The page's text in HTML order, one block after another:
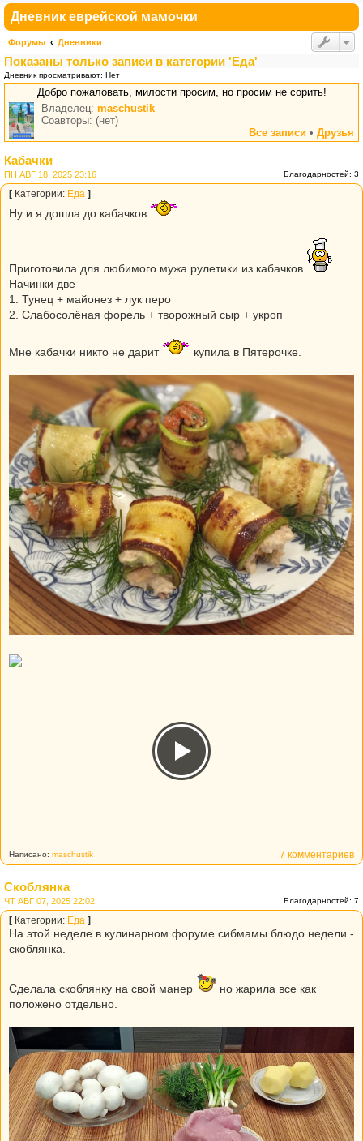
Дневник еврейской мамочки
Форумы Дневники
Показаны только записи в категории 'Еда'
Дневник просматривают: Нет
Добро пожаловать, милости просим, но просим не сорить!
Владелец: maschustik
Соавторы: (нет)
Все записи • Друзья
Кабачки
Благодарностей: 3
ПН АВГ 18, 2025 23:16
[ Категории: Еда ]
Ну и я дошла до кабачков
Приготовила для любимого мужа рулетики из кабачков
Начинки две
1. Тунец + майонез + лук перо
2. Слабосолёная форель + творожный сыр + укроп
Мне кабачки никто не дарит купила в Пятерочке.
7 комментариев
Написано: maschustik
Скоблянка
Благодарностей: 7
ЧТ АВГ 07, 2025 22:02
[ Категории: Еда ]
На этой неделе в кулинарном форуме сибмамы блюдо недели -
скоблянка.
Сделала скоблянку на свой манер
но жарила все как
положено отдельно.